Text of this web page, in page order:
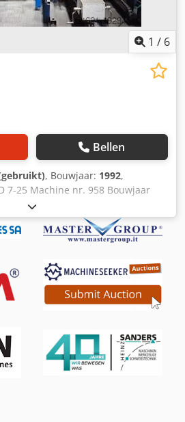
1 / 6
Bellen
, Bouwjaar: 1992,
7-25 Machine nr. 958 Bouwjaar
Dwsdpjwp Ilyjfx Ahysa Liggertypes
90-250 Lengte meenemer min.
Vaste lengtes: Ja Snijsteek (mm)
5 LAR: Ja Draaddiameter - 5-12 mm
- 4-7 mm glad/geribbeld
- 500